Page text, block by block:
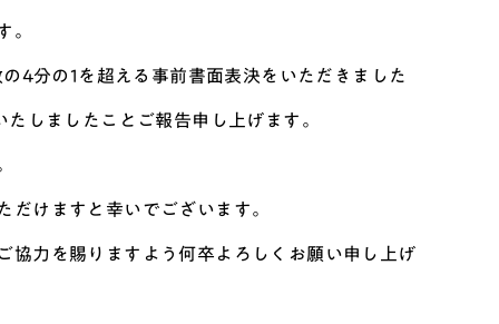
。
4分の1を超える事前書面表決をいただきました
しましたことご報告申し上げます。
けますと幸いでございます。
協力を賜りますよう何卒よろしくお願い申し上げ